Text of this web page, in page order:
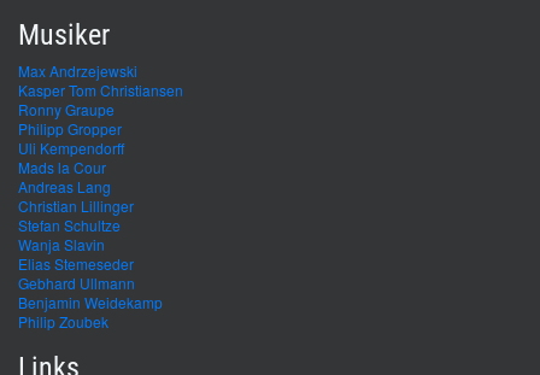
Musiker
Max Andrzejewski
Kasper Tom Christiansen
Ronny Graupe
Philipp Gropper
Uli Kempendorff
Mads la Cour
Andreas Lang
Christian Lillinger
Stefan Schultze
Wanja Slavin
Elias Stemeseder
Gebhard Ullmann
Benjamin Weidekamp
Philip Zoubek
Links